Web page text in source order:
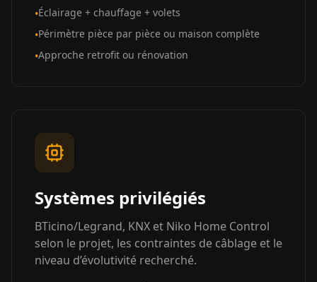
•Éclairage + chauffage + volets
•Périmètre pièce par pièce ou maison complète
•Approche retrofit ou rénovation
Systèmes privilégiés
BTicino/Legrand, KNX et Niko Home Control
selon le projet, les contraintes de câblage et le
niveau d’évolutivité recherché.